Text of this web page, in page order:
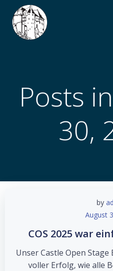
Posts
30,
by
August
COS 2025 war
Unser Castle Open Stage
voller Erfolg, wie alle